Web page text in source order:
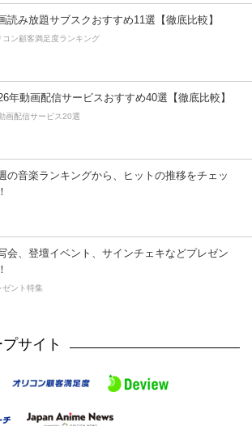
読み放題サブスクおすすめ11選【徹底比較】
コン顧客満足度ランキング
年動画配信サービスおすすめ40選【徹底比較】
画配信サービス20選
の音楽ランキングから、ヒットの推移をチェッ
会、登壇イベント、サインチェキなどプレゼン
ゼント特集
サイト